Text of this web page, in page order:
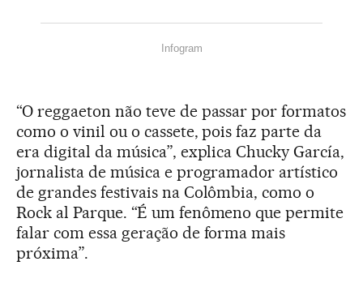
Infogram
“O reggaeton não teve de passar por formatos
como o vinil ou o cassete, pois faz parte da
era digital da música”, explica Chucky García,
jornalista de música e programador artístico
de grandes festivais na Colômbia, como o
Rock al Parque. “É um fenômeno que permite
falar com essa geração de forma mais
próxima”.